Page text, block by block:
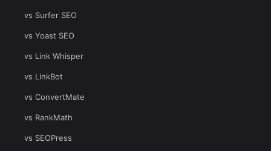
vs Surfer SEO
vs Yoast SEO
vs Link Whisper
vs LinkBot
vs ConvertMate
vs RankMath
vs SEOPress